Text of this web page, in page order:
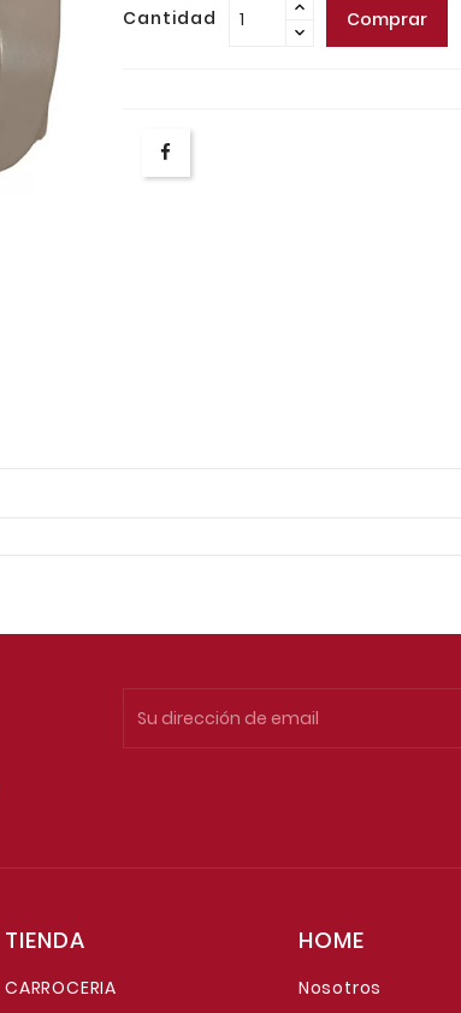
Cantidad Comprar
TIENDA
CARROCERIA
HOME
Nosotros